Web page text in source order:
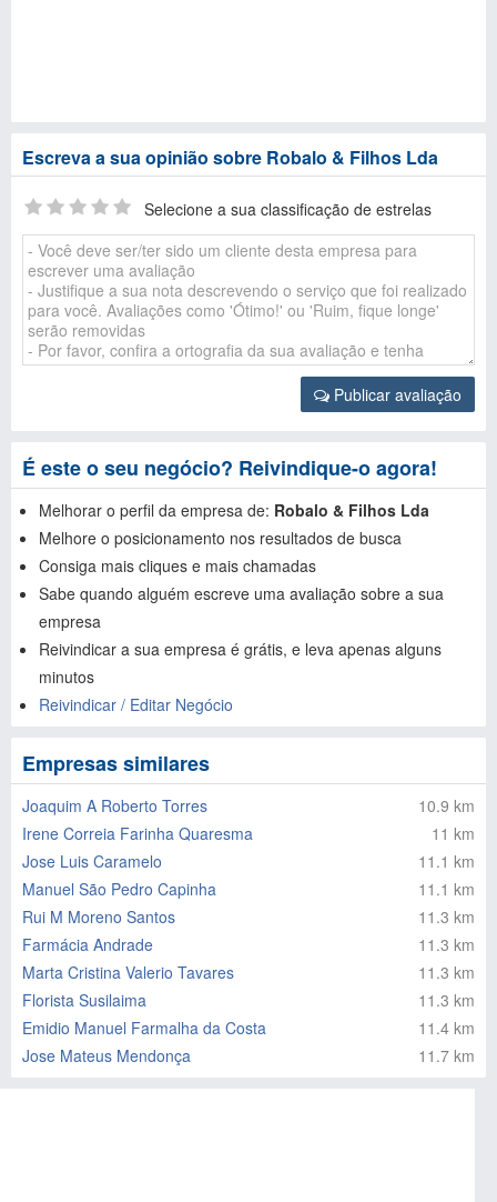
Escreva a sua opinião sobre Robalo & Filhos Lda
Selecione a sua classificação de estrelas
Publicar avaliação
É este o seu negócio? Reivindique-o agora!
Melhorar o perfil da empresa de: Robalo & Filhos Lda
Melhore o posicionamento nos resultados de busca
Consiga mais cliques e mais chamadas
Sabe quando alguém escreve uma avaliação sobre a sua
empresa
Reivindicar a sua empresa é grátis, e leva apenas alguns
minutos
Reivindicar / Editar Negócio
Empresas similares
Joaquim A Roberto Torres
10.9 km
Irene Correia Farinha Quaresma
11 km
Jose Luis Caramelo
11.1 km
Manuel São Pedro Capinha
11.1 km
Rui M Moreno Santos
11.3 km
Farmácia Andrade
11.3 km
Marta Cristina Valerio Tavares
11.3 km
Florista Susilaima
11.3 km
Emidio Manuel Farmalha da Costa
11.4 km
Jose Mateus Mendonça
11.7 km